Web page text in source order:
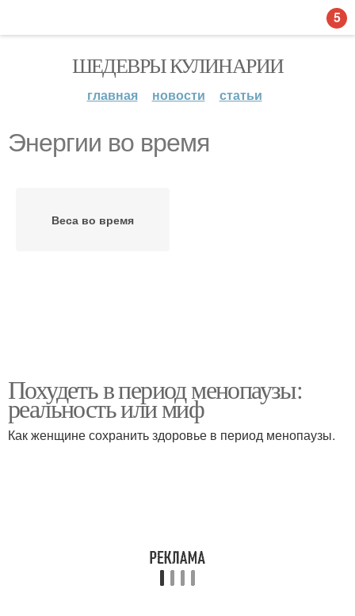
ШЕДЕВРЫ КУЛИНАРИИ
главная новости статьи
Энергии во время
Веса во время
Похудеть в период менопаузы:
реальность или миф
Как женщине сохранить здоровье в период менопаузы.
5